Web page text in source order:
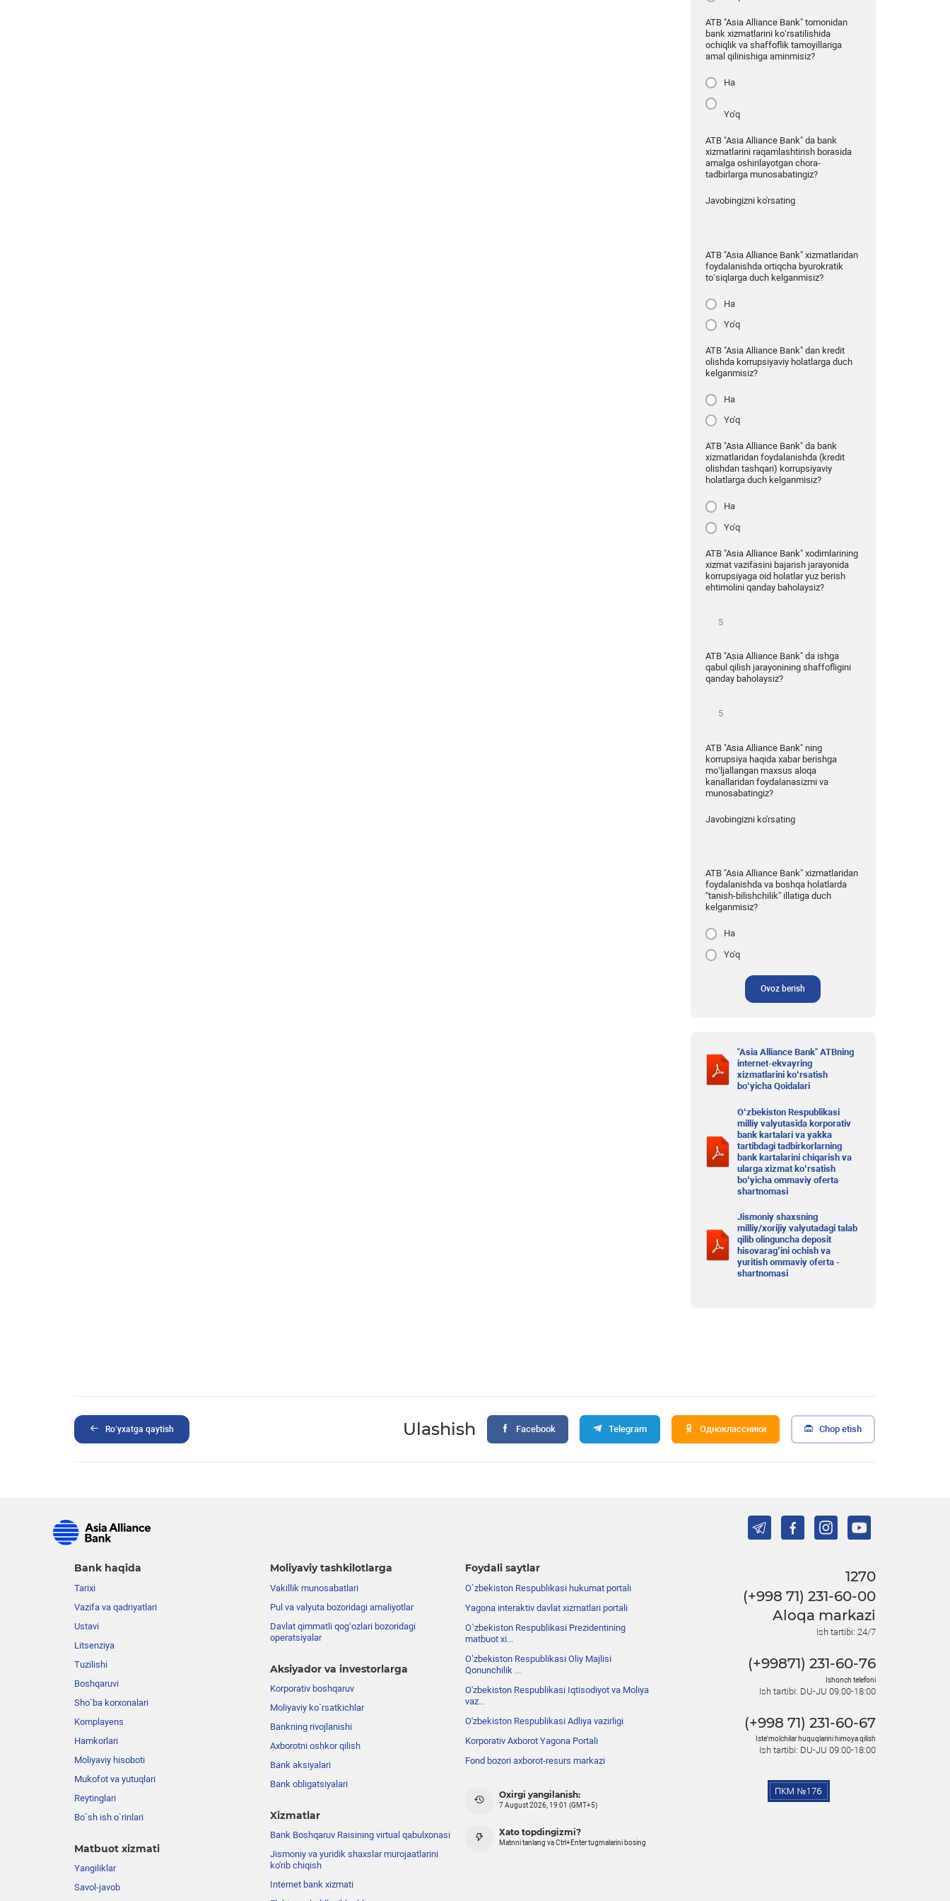
ATB "Asia Alliance Bank" tomonidan
bank xizmatlarini ko‘rsatilishida
ochiqlik va shaffoflik tamoyillariga
amal qilinishiga aminmisiz?
Ha
Yo'q
ATB "Asia Alliance Bank" da bank
xizmatlarini raqamlashtirish borasida
amalga oshirilayotgan chora-
tadbirlarga munosabatingiz?
Javobingizni ko'rsating
ATB "Asia Alliance Bank" xizmatlaridan
foydalanishda ortiqcha byurokratik
to‘siqlarga duch kelganmisiz?
Ha
Yo'q
ATB "Asia Alliance Bank" dan kredit
olishda korrupsiyaviy holatlarga duch
kelganmisiz?
Ha
Yo'q
ATB "Asia Alliance Bank" da bank
xizmatlaridan foydalanishda (kredit
olishdan tashqari) korrupsiyaviy
holatlarga duch kelganmisiz?
Ha
Yo'q
ATB "Asia Alliance Bank" xodimlarining
xizmat vazifasini bajarish jarayonida
korrupsiyaga oid holatlar yuz berish
ehtimolini qanday baholaysiz?
ATB "Asia Alliance Bank" da ishga
qabul qilish jarayonining shaffofligini
qanday baholaysiz?
ATB "Asia Alliance Bank" ning
korrupsiya haqida xabar berishga
mo‘ljallangan maxsus aloqa
kanallaridan foydalanasizmi va
munosabatingiz?
Javobingizni ko'rsating
ATB "Asia Alliance Bank" xizmatlaridan
foydalanishda va boshqa holatlarda
“tanish-bilishchilik” illatiga duch
kelganmisiz?
Ha
Yo'q
Ovoz berish
"Asia Alliance Bank" ATBning
internet-ekvayring
xizmatlarini ko‘rsatish
bo‘yicha Qoidalari
O‘zbekiston Respublikasi
milliy valyutasida korporativ
bank kartalari va yakka
tartibdagi tadbirkorlarning
bank kartalarini chiqarish va
ularga xizmat ko‘rsatish
bo‘yicha ommaviy oferta
shartnomasi
Jismoniy shaxsning
milliy/xorijiy valyutadagi talab
qilib olinguncha deposit
hisovarag’ini ochish va
yuritish ommaviy oferta -
shartnomasi
Ro’yxatga qaytish Ulashish Facebook Telegram Одноклассники Chop etish
Bank haqida
Tarixi
Vazifa va qadriyatlari
Ustavi
Litsenziya
Tuzilishi
Boshqaruvi
Sho`ba korxonalari
Komplayens
Hamkorlari
Moliyaviy hisoboti
Mukofot va yutuqlari
Reytinglari
Bo`sh ish o`rinlari
Matbuot xizmati
Yangiliklar
Savol-javob
Moliyaviy tashkilotlarga
Vakillik munosabatlari
Pul va valyuta bozoridagi amaliyotlar
Davlat qimmatli qog‘ozlari bozoridagi
operatsiyalar
Aksiyador va investorlarga
Korporativ boshqaruv
Moliyaviy ko`rsatkichlar
Bankning rivojlanishi
Axborotni oshkor qilish
Bank aksiyalari
Bank obligatsiyalari
Xizmatlar
Bank Boshqaruv Raisining virtual qabulxonasi
Jismoniy va yuridik shaxslar murojaatlarini
ko'rib chiqish
Internet bank xizmati
Foydali saytlar
O`zbekiston Respublikasi hukumat portali
Yagona interaktiv davlat xizmatlari portali
O`zbekiston Respublikasi Prezidentining
matbuot xi...
Oʼzbekiston Respublikasi Oliy Majlisi
Qonunchilik ...
O'zbekiston Respublikasi Iqtisodiyot va Moliya
vaz...
O'zbekiston Respublikasi Adliya vazirligi
Korporativ Axborot Yagona Portali
Fond bozori axborot-resurs markazi
Oxirgi yangilanish:
7 August 2026, 19:01 (GMT+5)
Xato topdingizmi?
Matnni tanlang va Ctrl+Enter tugmalarini bosing
1270
(+998 71) 231-60-00
Aloqa markazi
Ish tartibi: 24/7
(+99871) 231-60-76
Ishonch telefoni
Ish tartibi: DU-JU 09:00-18:00
(+998 71) 231-60-67
Iste'molchilar huquqlarini himoya qilish
Ish tartibi: DU-JU 09:00-18:00